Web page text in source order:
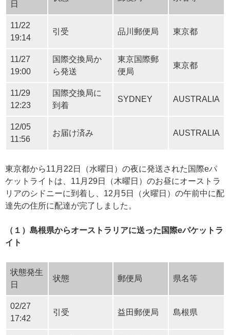
日
11/22
19:14
引受 品川郵便局 東京都
11/27
19:00
国際交換局か
ら発送
東京国際郵
便局
東京都
11/29
12:23
国際交換局に
到着
SYDNEY AUSTRALIA
12/05
11:56
お届け済み AUSTRALIA
東京都から11月22日（水曜日）の夜に発送された国際eパ
ケットライトは、11月29日（木曜日）のお昼にオーストラ
リアのシドニーに到着し、12月5日（火曜日）の午前中に配
達先の住所に配達が完了しました。
（１）島根県からオーストラリアに送った国際eパケットラ
イト
状態発生
日
状態 郵便局 県名等
02/27
17:42
引受 益田郵便局 島根県